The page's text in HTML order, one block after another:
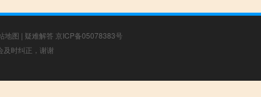
地图 | 疑难解答 京ICP备05078383号
及时纠正，谢谢